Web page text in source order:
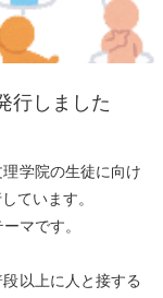
やる気について考えて
う
行しました
学院の生徒に向け
ています。
マです。
以上に人と接する